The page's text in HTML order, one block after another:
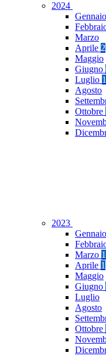
2024
Gennaio
Marzo
Aprile 2
Maggio
Giugno
Luglio 1
Agosto
Ottobre
2023
Gennaio
Marzo 1
Aprile 1
Maggio
Giugno
Luglio
Agosto
Ottobre